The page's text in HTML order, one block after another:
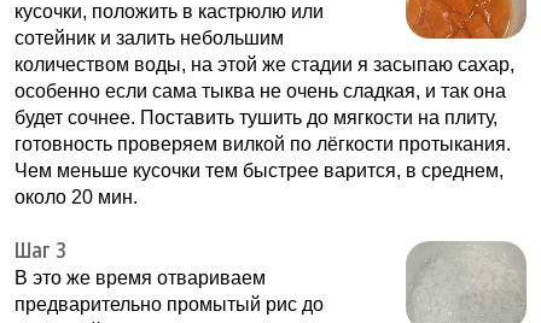
кусочки, положить в кастрюлю или
сотейник и залить небольшим
количеством воды, на этой же стадии я засыпаю сахар,
особенно если сама тыква не очень сладкая, и так она
будет сочнее. Поставить тушить до мягкости на плиту,
готовность проверяем вилкой по лёгкости протыкания.
Чем меньше кусочки тем быстрее варится, в среднем,
около 20 мин.
Шаг 3
В это же время отвариваем
предварительно промытый рис до